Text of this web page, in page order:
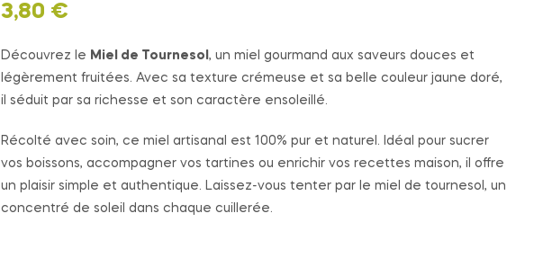
3,80 €
Découvrez le Miel de Tournesol, un miel gourmand aux saveurs douces et
légèrement fruitées. Avec sa texture crémeuse et sa belle couleur jaune doré,
il séduit par sa richesse et son caractère ensoleillé.
Récolté avec soin, ce miel artisanal est 100% pur et naturel. Idéal pour sucrer
vos boissons, accompagner vos tartines ou enrichir vos recettes maison, il offre
un plaisir simple et authentique. Laissez-vous tenter par le miel de tournesol, un
concentré de soleil dans chaque cuillerée.